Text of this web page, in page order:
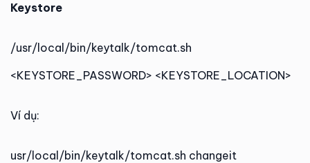
Keystore
/usr/local/bin/keytalk/tomcat.sh
<KEYSTORE_PASSWORD> <KEYSTORE_LOCATION>
Ví dụ:
usr/local/bin/keytalk/tomcat.sh changeit